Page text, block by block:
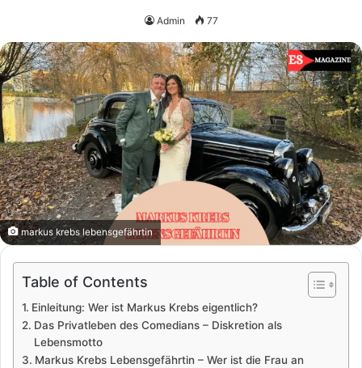
Admin 77
markus krebs lebensgefährtin
Table of Contents
Einleitung: Wer ist Markus Krebs eigentlich?
Das Privatleben des Comedians – Diskretion als
Lebensmotto
Markus Krebs Lebensgefährtin – Wer ist die Frau an